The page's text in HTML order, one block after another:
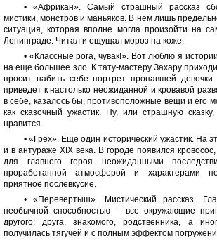
• «Африкан». Самый страшный рассказ
мистики, монстров и маньяков. В нем лишь
ситуация, которая вполне могла произойти на
Ленинграде. Читал и ощущал мороз на коже.
• «Классные рога, чувак!». Вот люблю я
на еще большее зло. К тату-мастеру Захару
просит набить себе портрет пропавшей
приведет к настолько неожиданной и кровавой
в себе, казалось бы, противоположные вещи и его
как сказочный ужастик. Ну, или страшную
нравится.
• «Грех». Еще один исторический ужастик. На
и в антураже ХIХ века. В городе появился
для главного героя неожиданными
проработанной атмосферой и характерами
приятное послевкусие.
• «Перевертыш». Мистический рассказ.
необычной способностью – все окружающие
другого: друга, знакомого, родственника, а
получилась тягучей и с полным эффектом